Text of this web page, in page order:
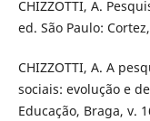
CHIZZOTTI, A.
ed. São Paulo:
CHIZZOTTI, A. A
sociais: evolução e
Educação, Braga, v.